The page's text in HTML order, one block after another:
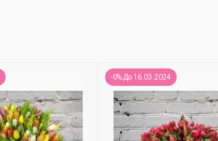
-0% До 16.03.2024